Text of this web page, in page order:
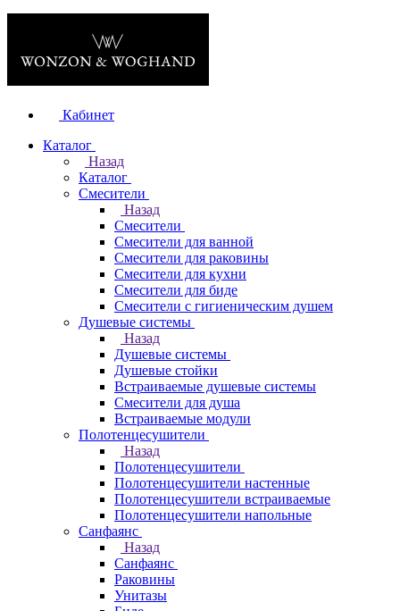
Кабинет
Каталог
Назад
Каталог
Смесители
Назад
Смесители
Смесители для ванной
Смесители для раковины
Смесители для кухни
Смесители для биде
Смесители с гигиеническим душем
Душевые системы
Назад
Душевые системы
Душевые стойки
Встраиваемые душевые системы
Смесители для душа
Встраиваемые модули
Полотенцесушители
Назад
Полотенцесушители
Полотенцесушители настенные
Полотенцесушители встраиваемые
Полотенцесушители напольные
Санфаянс
Назад
Санфаянс
Раковины
Унитазы